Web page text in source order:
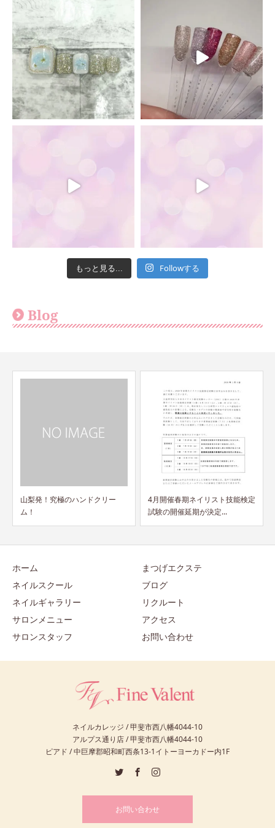
もっと見る... Followする
Blog
山梨発！究極のハンドクリー
ム！
4月開催春期ネイリスト技能検定
試験の開催延期が決定...
ホーム
ネイルスクール
ネイルギャラリー
サロンメニュー
サロンスタッフ
まつげエクステ
ブログ
リクルート
アクセス
お問い合わせ
ネイルカレッジ / 甲斐市西八幡4044-10
アルプス通り店 / 甲斐市西八幡4044-10
ピアド / 中巨摩郡昭和町西条13-1イトーヨーカドー内1F
お問い合わせ